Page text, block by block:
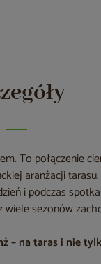
To połączenie
aranżacji
i podczas
sezonów
– na taras i nie